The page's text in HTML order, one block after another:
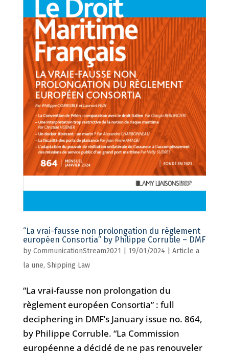
“La vrai-fausse non prolongation du règlement
européen Consortia” by Philippe Corruble – DMF
by CommunicationStream2021 19/01/2024
Article a
la une, Shipping Law
“La vrai-fausse non prolongation du
règlement européen Consortia” : full
deciphering in DMF’s January issue no. 864,
by Philippe Corruble. “La Commission
européenne a décidé de ne pas renouveler